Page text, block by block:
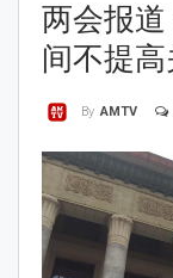
两会报
间不提
By AMTV